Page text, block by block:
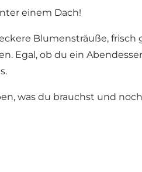
einem Dach!
Blumensträuße,
Egal, ob du ein
was du brauchst und